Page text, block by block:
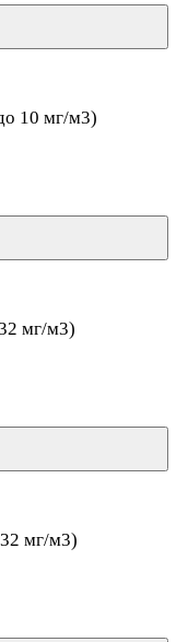
10 мг/м3)
мг/м3)
мг/м3)